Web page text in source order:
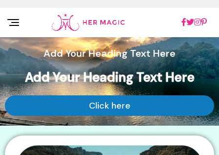
Rakuten Marketing UK
Add Your Heading Text Here
Add Your Heading Text Here
Click here